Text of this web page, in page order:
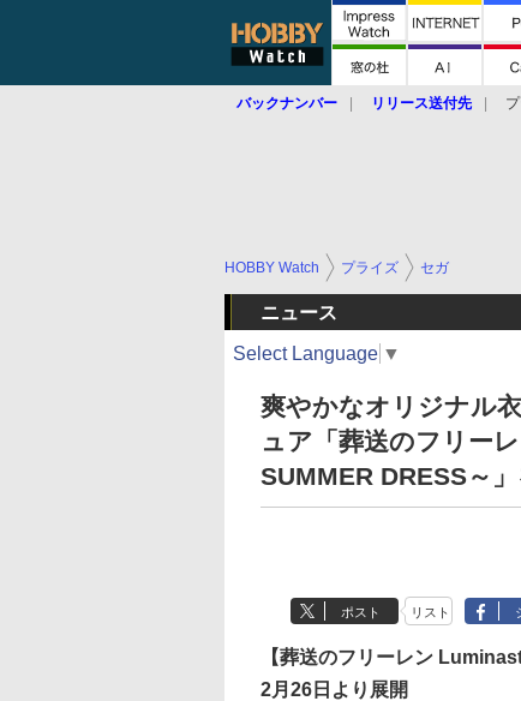
バックナンバー リリース送付先
HOBBY Watch プライズ セガ
ニュース
Select Language ▼
爽やかなオリジナル
ュア「葬送のフリー
SUMMER DRESS～
ポスト リスト
【葬送のフリーレン
2月26日より展開